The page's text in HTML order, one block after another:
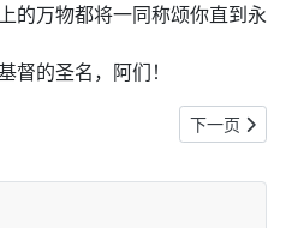
的万物都将一同称颂你直到永
督的圣名，阿们！
圣徒的赞美（诗149:1-9）下一篇文章:
下一页